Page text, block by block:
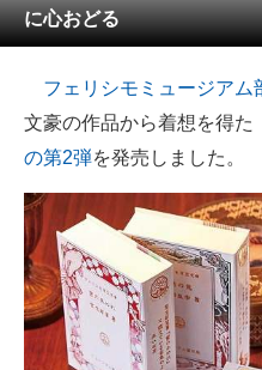
メディア
注目記事を集めた総合ページ
スマホと通信の最新トレンド
進化するPCとデバイスの未来
好きが集まる 比べて選べる
ビジネスと働き方のヒント
AI活用のいまが分かる
に心おどる
フェリシモミュージアム
文豪の作品から着想を得た
の第2弾を発売しました。